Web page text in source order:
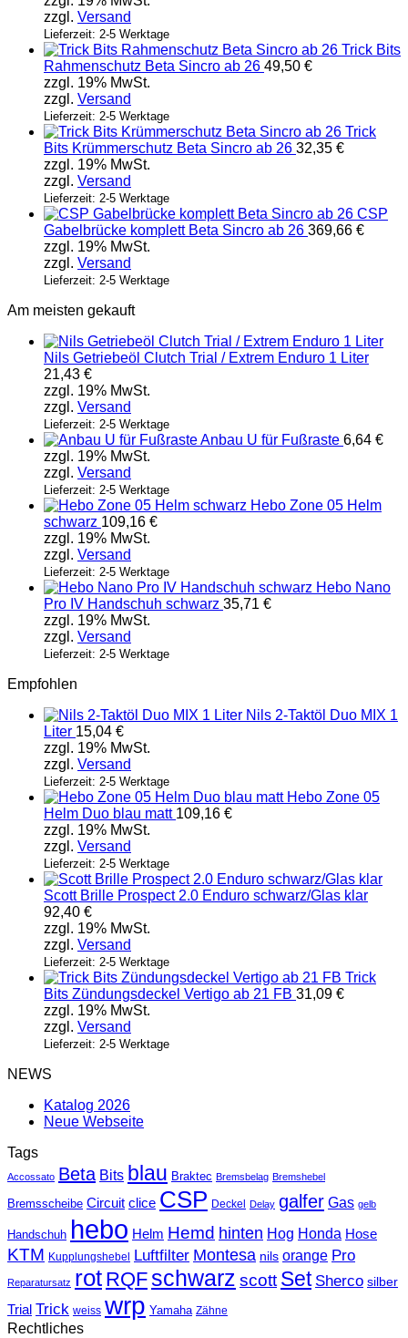
Optionen
können
Produktseite
gewählt
werden
zzgl. Versand
Lieferzeit: 2-5 Werktage
Trick Bits
Rahmenschutz Beta Sincro ab 26 49,50 €
zzgl. 19% MwSt.
zzgl. Versand
Lieferzeit: 2-5 Werktage
Trick
Bits Krümmerschutz Beta Sincro ab 26 32,35 €
zzgl. 19% MwSt.
zzgl. Versand
Lieferzeit: 2-5 Werktage
CSP
Gabelbrücke komplett Beta Sincro ab 26 369,66 €
zzgl. 19% MwSt.
zzgl. Versand
Lieferzeit: 2-5 Werktage
Am meisten gekauft
Nils Getriebeöl Clutch Trial / Extrem Enduro 1 Liter
21,43 €
zzgl. 19% MwSt.
zzgl. Versand
Lieferzeit: 2-5 Werktage
Anbau U für Fußraste 6,64 €
zzgl. 19% MwSt.
zzgl. Versand
Lieferzeit: 2-5 Werktage
Hebo Zone 05 Helm
schwarz 109,16 €
zzgl. 19% MwSt.
zzgl. Versand
Lieferzeit: 2-5 Werktage
Hebo Nano
Pro IV Handschuh schwarz 35,71 €
zzgl. 19% MwSt.
zzgl. Versand
Lieferzeit: 2-5 Werktage
Empfohlen
Nils 2-Taktöl Duo MIX 1
Liter 15,04 €
zzgl. 19% MwSt.
zzgl. Versand
Lieferzeit: 2-5 Werktage
Hebo Zone 05
Helm Duo blau matt 109,16 €
zzgl. 19% MwSt.
zzgl. Versand
Lieferzeit: 2-5 Werktage
Scott Brille Prospect 2.0 Enduro schwarz/Glas klar
92,40 €
zzgl. 19% MwSt.
zzgl. Versand
Lieferzeit: 2-5 Werktage
Trick
Bits Zündungsdeckel Vertigo ab 21 FB 31,09 €
zzgl. 19% MwSt.
zzgl. Versand
Lieferzeit: 2-5 Werktage
NEWS
Katalog 2026
Neue Webseite
Tags
Accossato Beta Bits blau Braktec Bremsbelag Bremshebel
Bremsscheibe Circuit clice CSP Deckel Delay galfer Gas gelb
Handschuh hebo Helm Hemd hinten Hog Honda Hose
KTM Kupplungshebel Luftfilter Montesa nils orange Pro
Reparatursatz rot RQF schwarz scott Set Sherco silber
Trial Trick weiss wrp Yamaha Zähne
Rechtliches